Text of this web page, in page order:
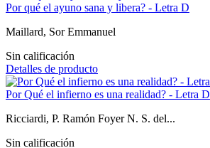
Por qué el ayuno sana y libera? - Letra D
Maillard, Sor Emmanuel
Sin calificación
Detalles de producto
Por Qué el infierno es una realidad? - Letra D
Ricciardi, P. Ramón Foyer N. S. del...
Sin calificación